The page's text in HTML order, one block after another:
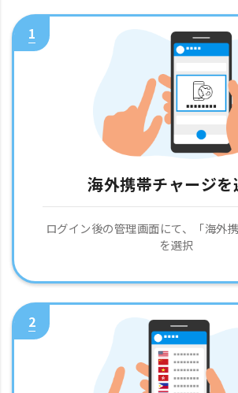
1
海外携帯チャージを
ログイン後の管理画面にて、「海外
を選択
2